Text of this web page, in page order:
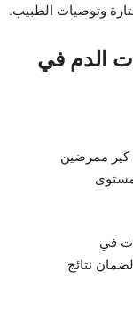
وتوصيات الطبيب.
الدم في
كير ممرضين
في
نتائج